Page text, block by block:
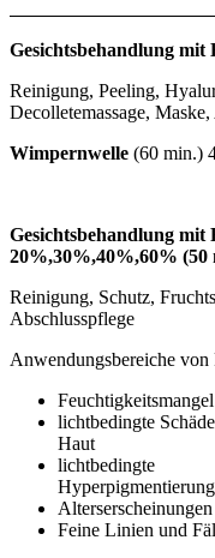
Gesichtsbehandlung mit
Reinigung, Peeling,
Decolletemassage,
Wimpernwelle (60 min.)
Gesichtsbehandlung
20%,30%,40%,60% (50
Reinigung, Schutz,
Abschlusspflege
Anwendungsbereiche von
Feuchtigkeitsmangel
lichtbedingte
Haut
lichtbedingte
Alterserscheinungen
Feine Linien und